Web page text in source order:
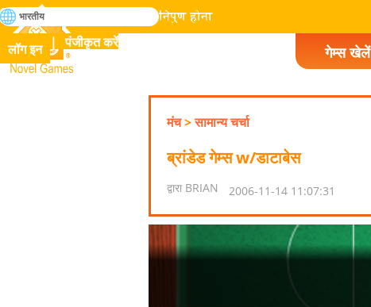
Novel Games
मानव इतिहास में सभी गेम में निपुण होना
खोजे
गेम्स खेलें
लॉग इन पंजीकृत करें
भारतीय
मंच>सामान्य चर्चा
ब्रांडेड गेम्स w/डाटाबेस
द्वारा BRIAN 2006-11-14 11:07:31